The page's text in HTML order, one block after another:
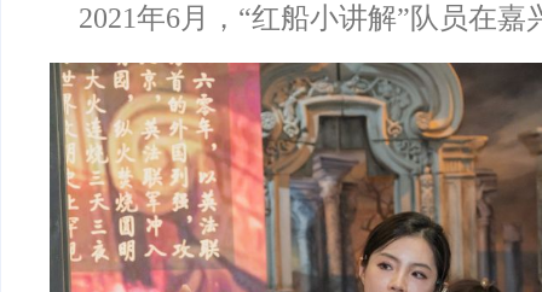
2021年6月，“红船小讲解”队员在